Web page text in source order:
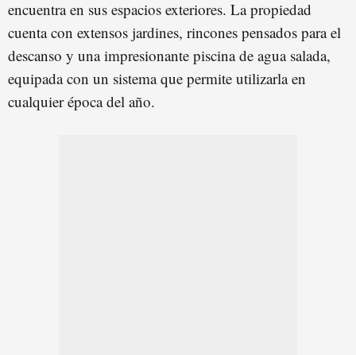
encuentra en sus espacios exteriores. La propiedad
cuenta con extensos jardines, rincones pensados para el
descanso y una impresionante piscina de agua salada,
equipada con un sistema que permite utilizarla en
cualquier época del año.